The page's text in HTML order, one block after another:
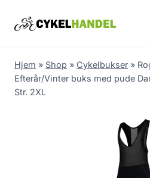
Hjem » Shop » Cykelbukser »
Efterår/Vinter buks med pude
Str. 2XL